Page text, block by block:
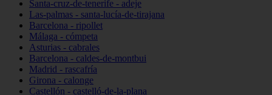
Santa-cruz-de-tenerife - adeje
Las-palmas - santa-lucía-de-tirajana
Barcelona - ripollet
Málaga - cómpeta
Asturias - cabrales
Barcelona - caldes-de-montbui
Madrid - rascafría
Girona - calonge
Castellón - castelló-de-la-plana